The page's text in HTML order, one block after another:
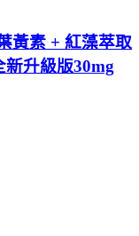
黃素 + 紅藻萃取
升級版30mg